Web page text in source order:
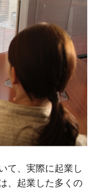
て、実際に起業し
、起業した多くの